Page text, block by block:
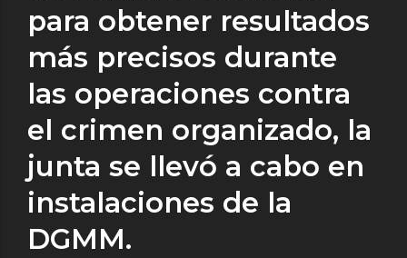
para obtener resultados
más precisos durante
las operaciones contra
el crimen organizado, la
junta se llevó a cabo en
instalaciones de la
DGMM.